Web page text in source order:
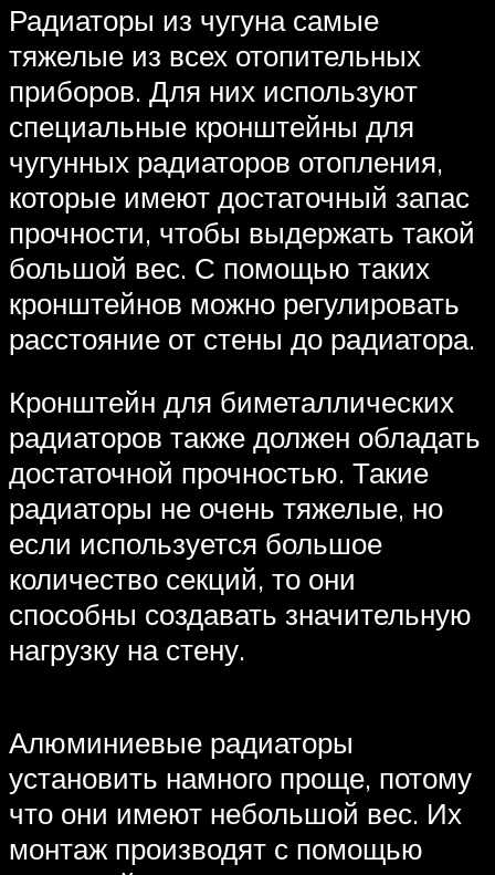
Радиаторы из чугуна самые
тяжелые из всех отопительных
приборов. Для них используют
специальные кронштейны для
чугунных радиаторов отопления,
которые имеют достаточный запас
прочности, чтобы выдержать такой
большой вес. С помощью таких
кронштейнов можно регулировать
расстояние от стены до радиатора.
Кронштейн для биметаллических
радиаторов также должен обладать
достаточной прочностью. Такие
радиаторы не очень тяжелые, но
если используется большое
количество секций, то они
способны создавать значительную
нагрузку на стену.
Алюминиевые радиаторы
установить намного проще, потому
что они имеют небольшой вес. Их
монтаж производят с помощью